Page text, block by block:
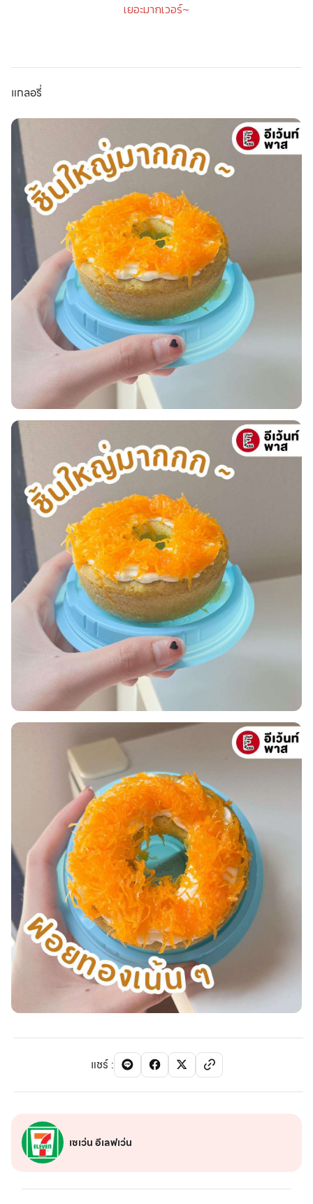
เยอะมากเวอร์~
แกลอรี่
แชร์:
เซเว่น อีเลฟเว่น